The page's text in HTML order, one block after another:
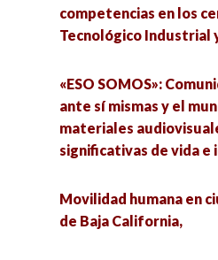
competencias en los
Tecnológico Industrial
«ESO SOMOS»:
ante sí mismas y el
materiales
significativas de vida e
Movilidad humana en
de Baja California,